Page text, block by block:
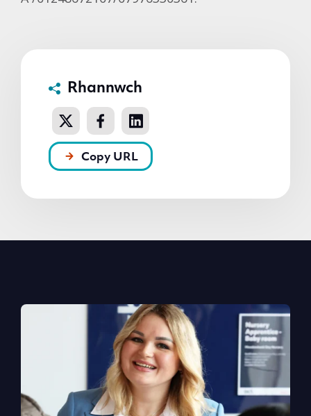
Rhannwch
Copy URL